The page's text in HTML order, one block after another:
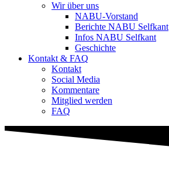
Wir über uns
NABU-Vorstand
Berichte NABU Selfkant
Infos NABU Selfkant
Geschichte
Kontakt & FAQ
Kontakt
Social Media
Kommentare
Mitglied werden
FAQ